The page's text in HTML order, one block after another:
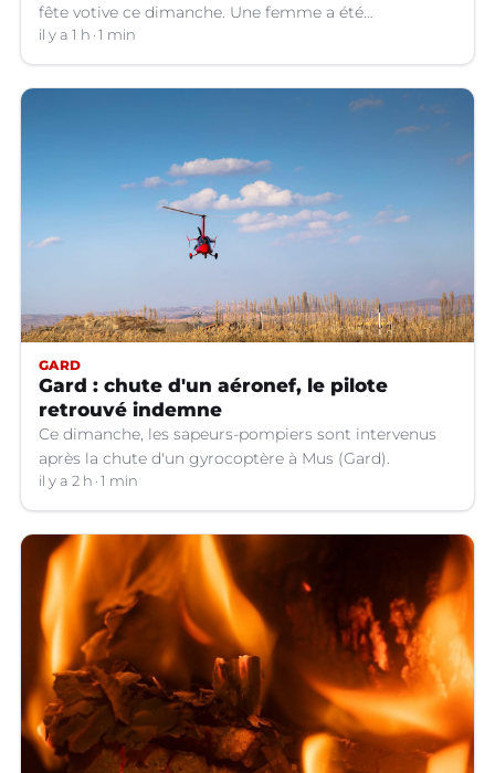
fête votive ce dimanche. Une femme a été
légèrement blessée et transportée à l'hôpital.
il y a 1 h 1 min
GARD
Gard : chute d'un aéronef, le pilote
retrouvé indemne
Ce dimanche, les sapeurs-pompiers sont intervenus
après la chute d'un gyrocoptère à Mus (Gard).
il y a 2 h 1 min